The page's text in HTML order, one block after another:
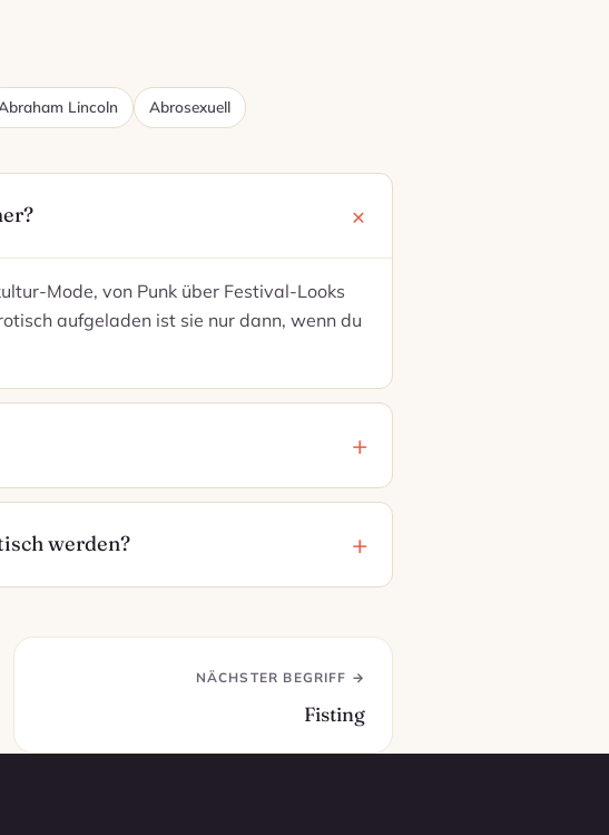
Lincoln Abrosexuell
Mode, von Punk über Festival-Looks
aufgeladen ist sie nur dann, wenn du
werden?
NÄCHSTER BEGRIFF →
Fisting